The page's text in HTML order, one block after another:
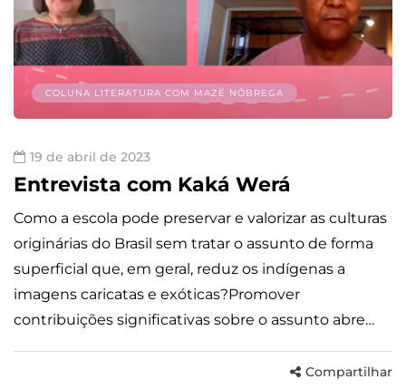
COLUNA LITERATURA COM MAZÉ NÓBREGA
19 de abril de 2023
Entrevista com Kaká Werá
Como a escola pode preservar e valorizar as culturas
originárias do Brasil sem tratar o assunto de forma
superficial que, em geral, reduz os indígenas a
imagens caricatas e exóticas?Promover
contribuições significativas sobre o assunto abre…
Compartilhar